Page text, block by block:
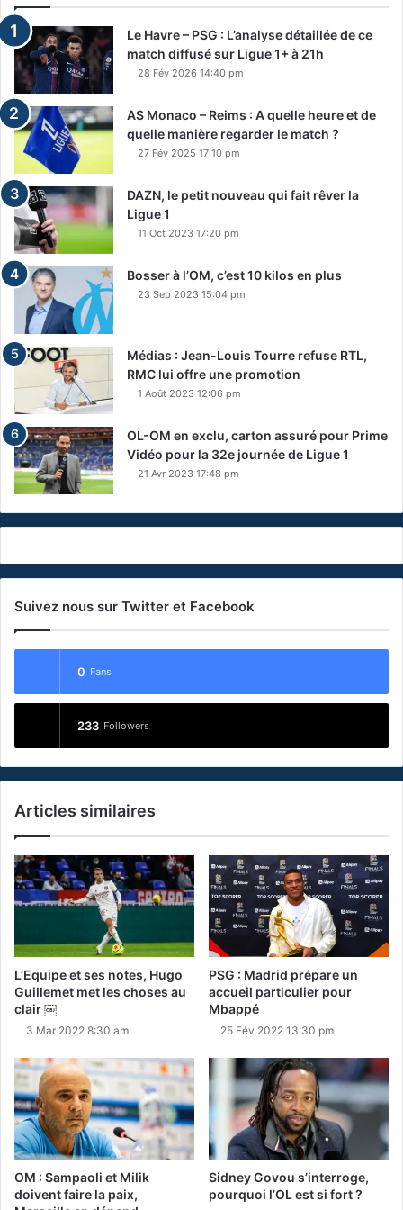
Le Havre – PSG : L’analyse détaillée de ce
match diffusé sur Ligue 1+ à 21h
28 Fév 2026 14:40 pm
AS Monaco – Reims : A quelle heure et de
quelle manière regarder le match ?
27 Fév 2025 17:10 pm
DAZN, le petit nouveau qui fait rêver la
Ligue 1
11 Oct 2023 17:20 pm
Bosser à l’OM, c’est 10 kilos en plus
23 Sep 2023 15:04 pm
Médias : Jean-Louis Tourre refuse RTL,
RMC lui offre une promotion
1 Août 2023 12:06 pm
OL-OM en exclu, carton assuré pour Prime
Vidéo pour la 32e journée de Ligue 1
21 Avr 2023 17:48 pm
Suivez nous sur Twitter et Facebook
0 Fans
233 Followers
Articles similaires
L’Equipe et ses notes, Hugo
Guillemet met les choses au
clair ￼
3 Mar 2022 8:30 am
PSG : Madrid prépare un
accueil particulier pour
Mbappé
25 Fév 2022 13:30 pm
OM : Sampaoli et Milik
doivent faire la paix,
Sidney Govou s’interroge,
pourquoi l’OL est si fort ?